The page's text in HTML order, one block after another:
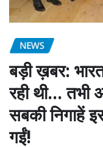
NEWS
बड़ी ख़बर:
रही थी… तभी
सबकी निगाहें
गईं!